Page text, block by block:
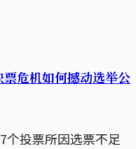
危机如何撼动选举公
个投票所因选票不足